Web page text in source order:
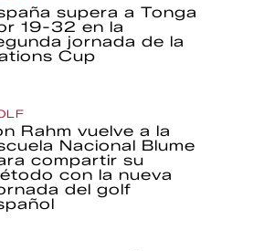
supera a Tonga
19-32 en la
jornada de la
Cup
Rahm vuelve a la
Nacional Blume
compartir su
con la nueva
del golf